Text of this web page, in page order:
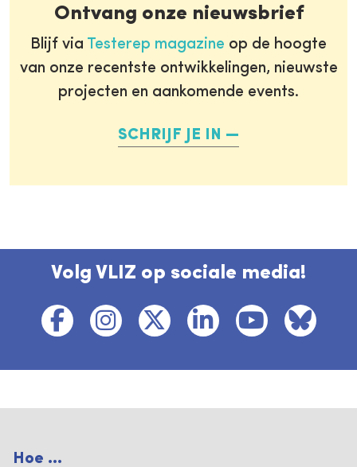
Ontvang onze nieuwsbrief
Blijf via Testerep magazine op de hoogte
van onze recentste ontwikkelingen, nieuwste
projecten en aankomende events.
SCHRIJF JE IN
Volg VLIZ op sociale media!
Hoe ...